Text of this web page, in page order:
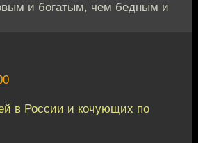
и богатым, чем бедным и
в России и кочующих по